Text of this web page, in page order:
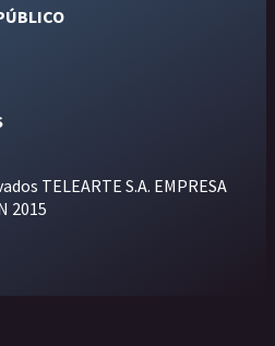
TELEARTE S.A. EMPRESA
2015